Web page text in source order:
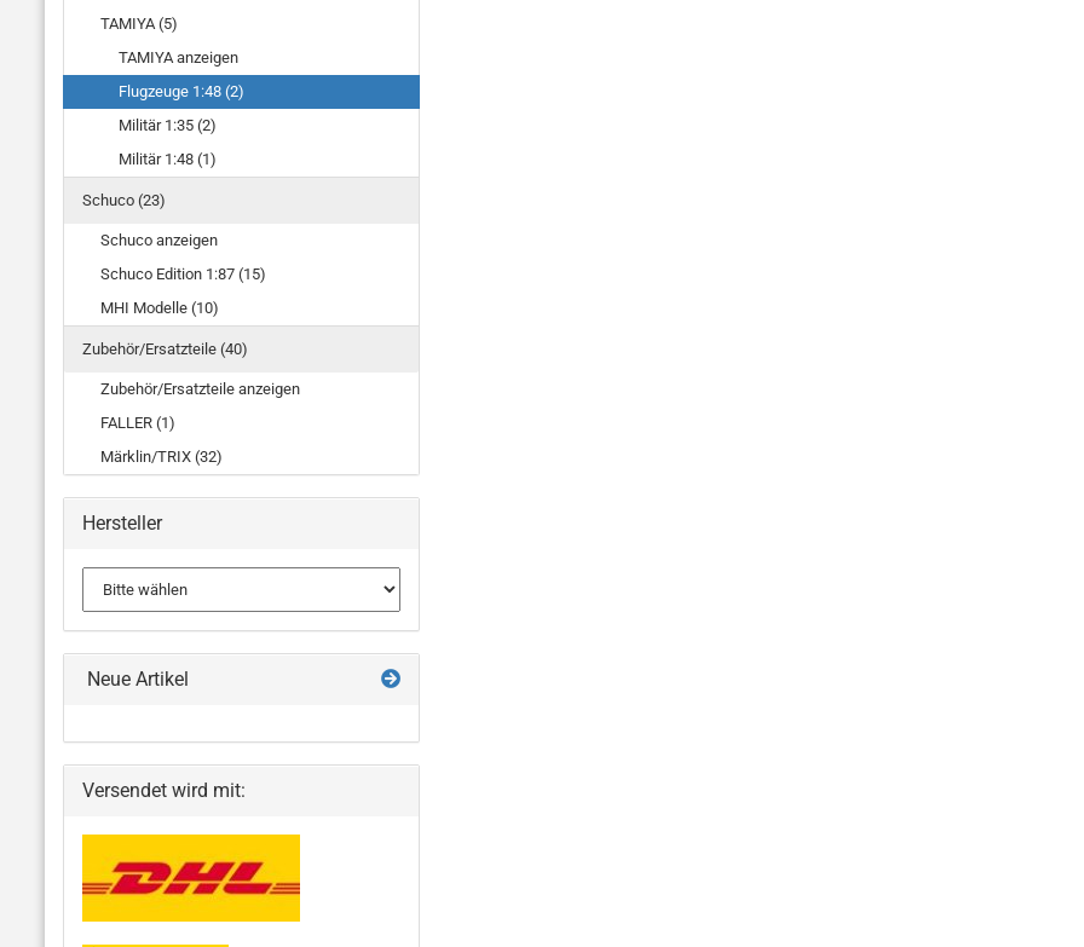
TAMIYA (5)
TAMIYA anzeigen
Flugzeuge 1:48 (2)
Militär 1:35 (2)
Militär 1:48 (1)
Schuco (23)
Schuco anzeigen
Schuco Edition 1:87 (15)
MHI Modelle (10)
Zubehör/Ersatzteile (40)
Zubehör/Ersatzteile anzeigen
FALLER (1)
Märklin/TRIX (32)
Hersteller
Neue Artikel
Versendet wird mit: